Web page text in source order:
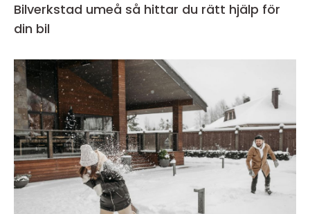
Bilverkstad umeå så hittar du rätt hjälp för
din bil